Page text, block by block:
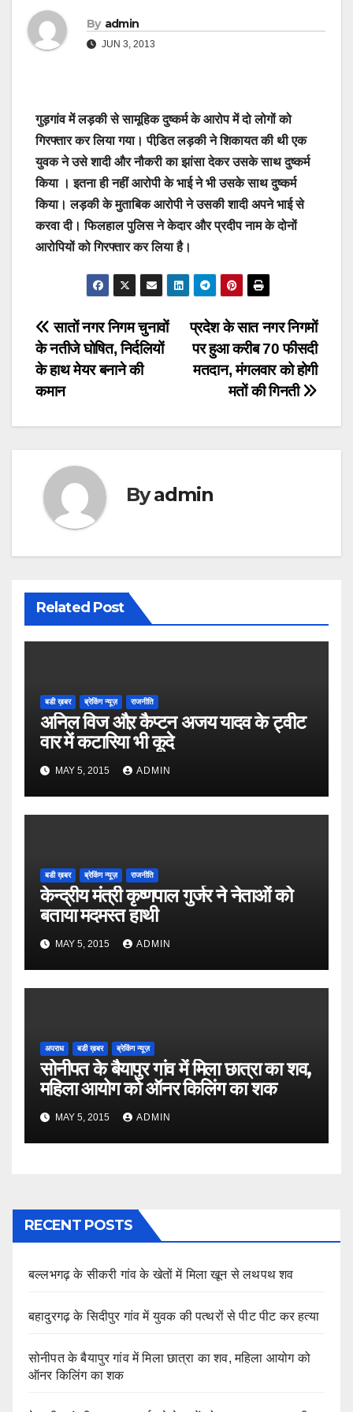
By admin
JUN 3, 2013
गुड़गांव में लड़की से सामूहिक दुष्‍कर्म के आरोप में दो लोगों को
गिरफ्तार कर लिया गया। पीडि़त लड़की ने शिकायत की थी एक
युवक ने उसे शादी और नौकरी का झांसा देकर उसके साथ दुष्‍कर्म
किया । इतना ही नहीं आरोपी के भाई ने भी उसके साथ दुष्‍कर्म
किया। लड़की के मुताबिक आरोपी ने उसकी शादी अपने भाई से
करवा दी। फिलहाल पुलिस ने केदार और प्रदीप नाम के दोनों
आरोपियों को गिरफ्तार कर लिया है।
Post
navigation
प्रदेश के सात नगर निगमों
पर हुआ करीब 70 फीसदी
मतदान, मंगलवार को होगी
मतों की गिनती
सातों नगर निगम चुनावों
के नतीजे घोषित, निर्दलियों
के हाथ मेयर बनाने की
कमान
Byadmin
Related Post
बडी ख़बर ब्रेकिंग न्यूज़ राजनीति
अनिल विज औऱ कैप्टन अजय यादव के ट्वीट
वार में कटारिया भी कूदे
MAY 5, 2015 ADMIN
बडी ख़बर ब्रेकिंग न्यूज़ राजनीति
केन्द्रीय मंत्री कृष्णपाल गुर्जर ने नेताओं को
बताया मदमस्त हाथी
MAY 5, 2015 ADMIN
अपराध बडी ख़बर ब्रेकिंग न्यूज़
सोनीपत के बैयापुर गांव में मिला छात्रा का शव,
महिला आयोग को ऑनर किलिंग का शक
MAY 5, 2015 ADMIN
RECENT POSTS
बल्लभगढ़ के सीकरी गांव के खेतों में मिला खून से लथपथ शव
बहादुरगढ़ के सिदीपुर गांव में युवक की पत्थरों से पीट पीट कर हत्या
सोनीपत के बैयापुर गांव में मिला छात्रा का शव, महिला आयोग को
ऑनर किलिंग का शक